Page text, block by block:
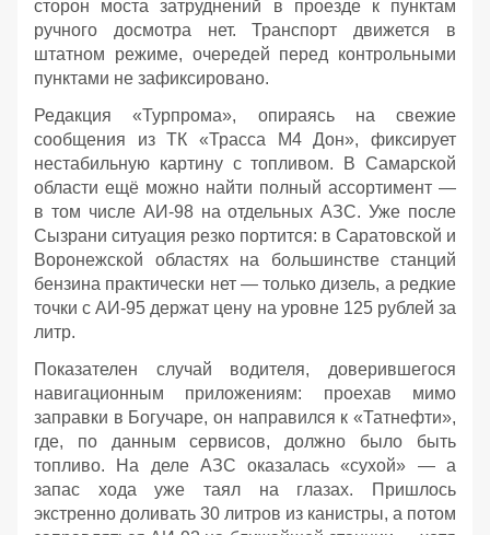
сторон моста затруднений в проезде к пунктам
ручного досмотра нет. Транспорт движется в
штатном режиме, очередей перед контрольными
пунктами не зафиксировано.
Редакция «Турпрома», опираясь на свежие
сообщения из ТК «Трасса М4 Дон», фиксирует
нестабильную картину с топливом. В Самарской
области ещё можно найти полный ассортимент —
в том числе АИ‑98 на отдельных АЗС. Уже после
Сызрани ситуация резко портится: в Саратовской и
Воронежской областях на большинстве станций
бензина практически нет — только дизель, а редкие
точки с АИ‑95 держат цену на уровне 125 рублей за
литр.
Показателен случай водителя, доверившегося
навигационным приложениям: проехав мимо
заправки в Богучаре, он направился к «Татнефти»,
где, по данным сервисов, должно было быть
топливо. На деле АЗС оказалась «сухой» — а
запас хода уже таял на глазах. Пришлось
экстренно доливать 30 литров из канистры, а потом